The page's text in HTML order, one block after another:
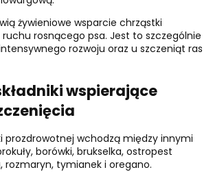
żywieniowe wsparcie chrząstki
ruchu rosnącego psa. Jest to szczególnie
rozwoju oraz u szczeniąt ras
wspierające
prozdrowotnej wchodzą między innymi
borówki, brukselka, ostropest
rozmaryn, tymianek i oregano.